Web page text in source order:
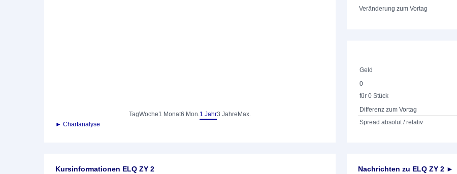
TagWoche1 Monat6 Mon.1 Jahr3 Jahre Max.
► Chartanalyse
Veränderung zum Vortag
Geld
0
für 0 Stück
Differenz zum Vortag
Spread absolut / relativ
Kursinformationen ELQ ZY 2 Nachrichten zu ELQ ZY 2 ►